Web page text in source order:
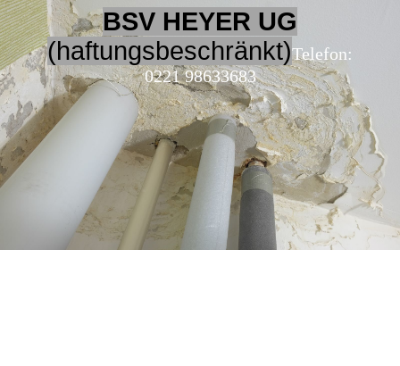
BSV HEYER UG
(haftungsbeschränkt)Telefon:
0221 98633683